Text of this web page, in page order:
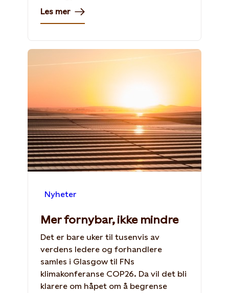
Les mer
Nyheter
Mer fornybar, ikke mindre
Det er bare uker til tusenvis av
verdens ledere og forhandlere
samles i Glasgow til FNs
klimakonferanse COP26. Da vil det bli
klarere om håpet om å begrense